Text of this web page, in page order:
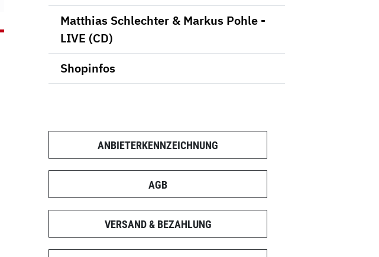
Matthias Schlechter & Markus Pohle -
LIVE (CD)
Shopinfos
ANBIETERKENNZEICHNUNG
AGB
VERSAND & BEZAHLUNG